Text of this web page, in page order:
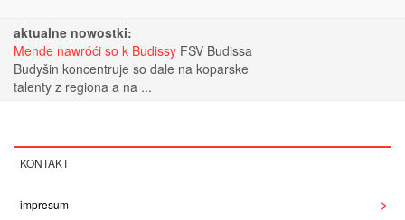
aktualne nowostki:
Mende nawróći so k Budissy FSV Budissa
Budyšin koncentruje so dale na koparske
talenty z regiona a na ...
KONTAKT
impresum